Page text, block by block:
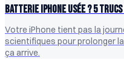
Batterie iPhone usée ? 5
Votre iPhone tient pas la
scientifiques pour prolonger
ça arrive.